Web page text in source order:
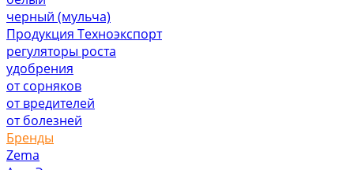
черный (мульча)
Продукция Техноэкспорт
регуляторы роста
удобрения
от сорняков
от вредителей
от болезней
Бренды
Zema